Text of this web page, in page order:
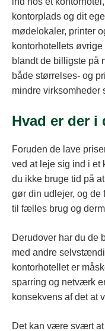
kontorplads og dit
mødelokaler, printer
kontorhotellets
blandt de billigste på
både størrelses- og
mindre virksomheder
Hvad er der i
Foruden de lave
ved at leje sig ind i et
du ikke bruge tid på
gør din udlejer, og de
til fælles brug og
Derudover har du de
med andre
kontorhotellet er
sparring og netværk
konsekvens af det at
Det kan være svært